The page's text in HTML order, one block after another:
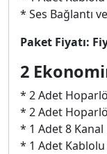
* Ses Bağlantı
Paket Fiyatı:
2
* 2 Adet
* 2 Adet
* 1 Adet 8
* 1 Adet